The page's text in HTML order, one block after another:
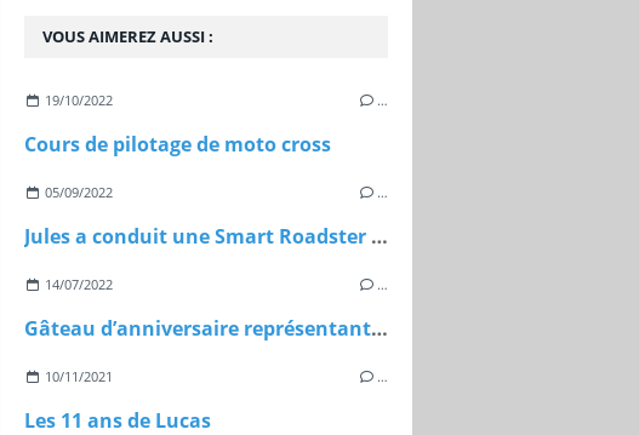
VOUS AIMEREZ AUSSI :
19/10/2022 …
Cours de pilotage de moto cross
05/09/2022 …
Jules a conduit une Smart Roadster pour ses 8 ans
14/07/2022 …
Gâteau d’anniversaire représentant le chiffre huit et un circuit
10/11/2021 …
Les 11 ans de Lucas